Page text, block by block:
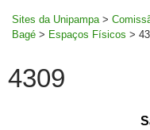
Sites da Unipampa >
Bagé > Espaços Físicos >
4309